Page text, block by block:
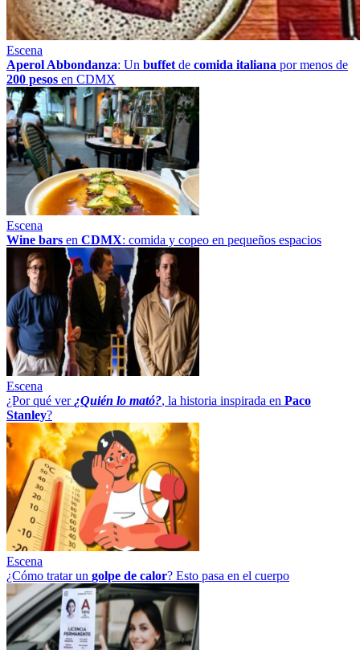
Escena
Aperol Abbondanza: Un buffet de comida italiana por menos de
200 pesos en CDMX
Escena
Wine bars en CDMX: comida y copeo en pequeños espacios
Escena
¿Por qué ver ¿Quién lo mató?, la historia inspirada en Paco
Stanley?
Escena
¿Cómo tratar un golpe de calor? Esto pasa en el cuerpo